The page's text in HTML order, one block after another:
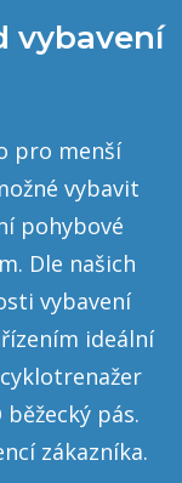
vybavení
pro menší
vybavit
pohybové
Dle našich
vybavení
ideální
běžecký pás.
zákazníka.